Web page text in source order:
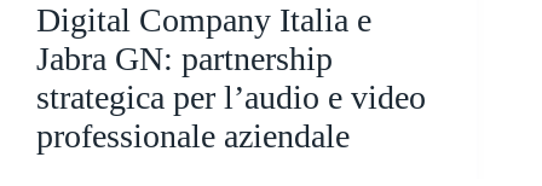
Digital Company Italia e
Jabra GN: partnership
strategica per l’audio e video
professionale aziendale